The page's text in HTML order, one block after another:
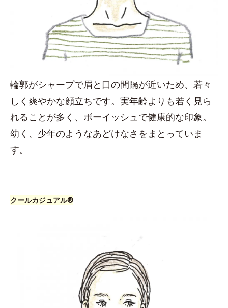
輪郭がシャープで眉と口の間隔が近いため、若々
しく爽やかな顔立ちです。実年齢よりも若く見ら
れることが多く、ボーイッシュで健康的な印象。
幼く、少年のようなあどけなさをまとっていま
す。
クールカジュアル®